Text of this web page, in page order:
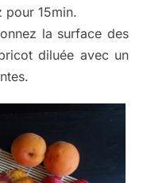
pour 15min.
la surface des
diluée avec un